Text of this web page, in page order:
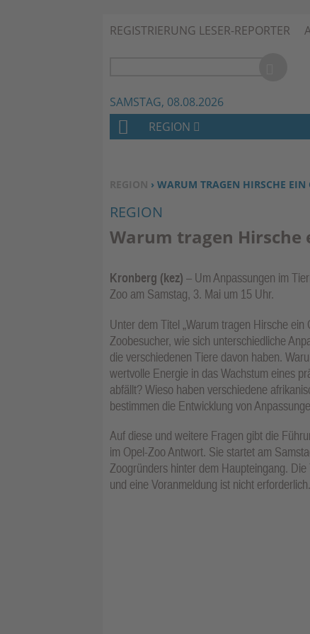
REGISTRIERUNG LESER-REPORTER
SAMSTAG, 08.08.2026
SIE BEFINDEN SICH HIER:
REGION › WARUM TRAGEN HIRSCHE EIN
REGION
Warum tragen Hirsche
Kronberg (kez) – Um Anpassungen im
Zoo am Samstag, 3. Mai um 15 Uhr.
Unter dem Titel „Warum tragen Hirsche
Zoobesucher, wie sich unterschiedliche
die verschiedenen Tiere davon haben.
wertvolle Energie in das Wachstum eines
abfällt? Wieso haben verschiedene
bestimmen die Entwicklung von
Auf diese und weitere Fragen gibt die
im Opel-Zoo Antwort. Sie startet am
Zoogründers hinter dem Haupteingang.
und eine Voranmeldung ist nicht erforderlich.
H
M
E
REGION